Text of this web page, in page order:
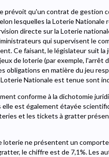
prévoit qu'un contrat de gestion
lesquelles la Loterie Nationale
directe sur la Loterie
qui supervisent le
Ce faisant, le législateur suit
de loterie (par exemple, l'arrêt
obligations en matière du jeu
Loterie Nationale est tenue sont
conforme à la dichotomie
est également étayée
et les tickets à gratter
loterie ne présentent un
le chiffre est de 7,1%. Les